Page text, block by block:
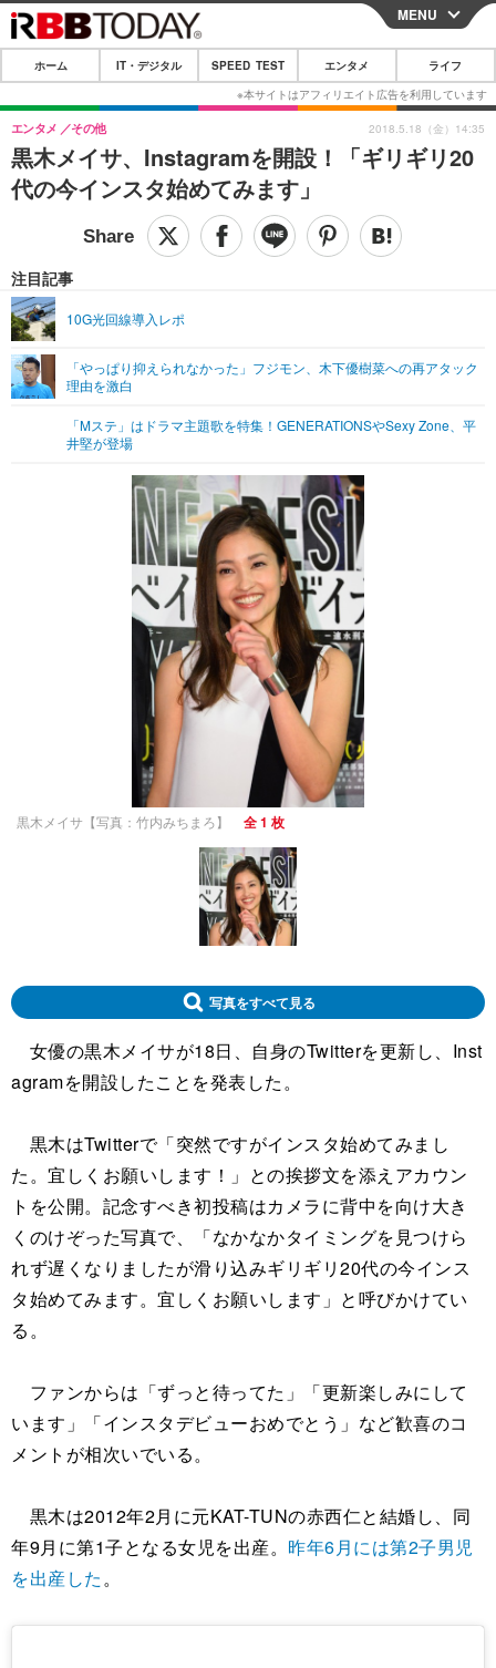
CLOSE
ホーム
IT・デジタル
IT・デジタルTOP スマートフォン
ショッピング その他
SPEED TEST
エンタメTOP 映画・ドラマ
グラビア
ショッピング その他
ライフTOP
その他
リリース一覧
プッシュ通知の停止方法
MENU
ホーム IT・デジタル SPEED TEST エンタメ ライフ
黒木メイサ、Instagramを開設！「ギリギリ20
代の今インスタ始めてみます」
エンタメ その他
注目記事
10G光回線導入レポ
「やっぱり抑えられなかった」フジモン、木下優樹菜への再アタック
理由を激白
「Mステ」はドラマ主題歌を特集！GENERATIONSやSexy Zone、平
井堅が登場
2018.5.18（金）14:35
黒木メイサ【写真：竹内みちまろ】 全 1 枚
写真をすべて見る
女優の黒木メイサが18日、自身のTwitterを更新し、Inst
agramを開設したことを発表した。
黒木はTwitterで「突然ですがインスタ始めてみまし
た。宜しくお願いします！」との挨拶文を添えアカウン
トを公開。記念すべき初投稿はカメラに背中を向け大き
くのけぞった写真で、「なかなかタイミングを見つけら
れず遅くなりましたが滑り込みギリギリ20代の今インス
タ始めてみます。宜しくお願いします」と呼びかけてい
る。
ファンからは「ずっと待ってた」「更新楽しみにして
います」「インスタデビューおめでとう」など歓喜のコ
メントが相次いでいる。
黒木は2012年2月に元KAT-TUNの赤西仁と結婚し、同
年9月に第1子となる女児を出産。 昨年6月には第2子男児
を出産した。